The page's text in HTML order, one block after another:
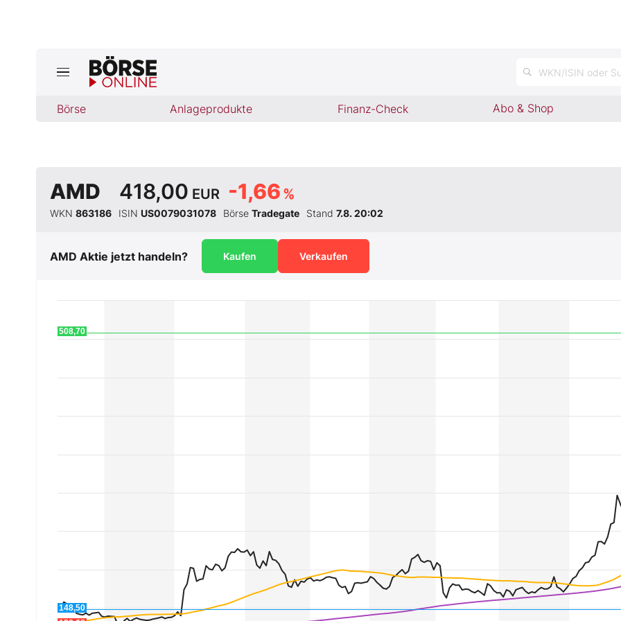
WKN/ISIN oder
Börse Anlageprodukte Finanz-Check Abo & Shop
Börse
Finanz-Check
Abo & Shop
BO-Musterdepots
Mein B:O
AMD -1,66 %
418,00 EUR
WKN 863186 ISIN US0079031078 Börse Tradegate Stand 7.8. 20:02
AMD Aktie jetzt handeln? Kaufen Verkaufen
148,50
508,70